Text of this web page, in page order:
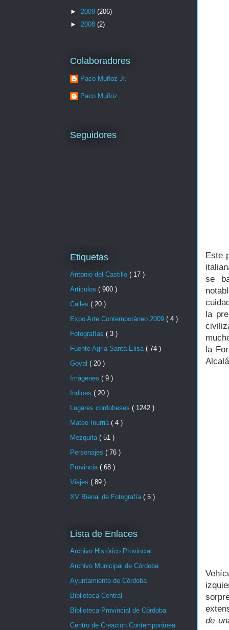
Este
se
la
la
de
► 2009 (206)
► 2008 (2)
Colaboradores
Paco Muñoz Jr.
Paco Muñoz
Seguidores
Etiquetas
Antonio del Castillo ( 17 )
Articulos ( 900 )
Calles ( 20 )
Expo Arte Contemporáneo 2009 ( 4 )
Fotografías ( 3 )
Fuente Agria Santa Elisa ( 74 )
Goval ( 20 )
Imágenes ( 9 )
Indices ( 20 )
Lugares cordobeses ( 1242 )
Mateo Inurria ( 4 )
Mezquita ( 51 )
Personajes ( 76 )
Provincia ( 68 )
Viajes ( 89 )
XV Bienal de Fotografía ( 5 )
Lista de Enlaces
Archivo Histórico Provincial
Archivo Municipal de Córdoba
Ayuntamiento de Córdoba
Biblioteca Central
Biblioteca Provincial de Córdoba
Centro de Creación Contemporánea